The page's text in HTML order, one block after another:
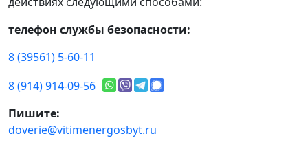
телефон службы безопасности:
8 (39561) 5-60-11
8 (914) 914-09-56
Пишите:
doverie@vitimenergosbyt.ru